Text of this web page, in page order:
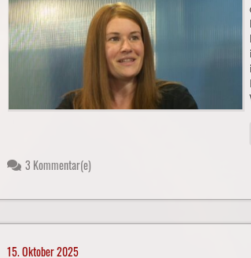
3 Kommentar(e)
15. Oktober 2025